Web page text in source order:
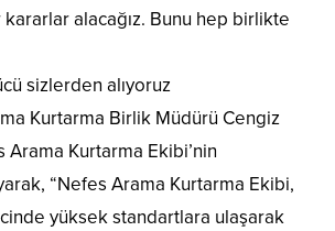
alacağız. Bunu hep birlikte
sizlerden alıyoruz
Kurtarma Birlik Müdürü Cengiz
Arama Kurtarma Ekibi’nin
“Nefes Arama Kurtarma Ekibi,
yüksek standartlara ulaşarak